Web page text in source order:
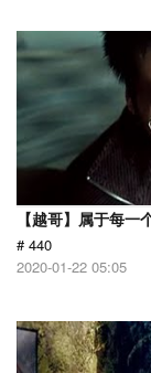
【越哥】属于每一
# 440
2020-01-22 05:05